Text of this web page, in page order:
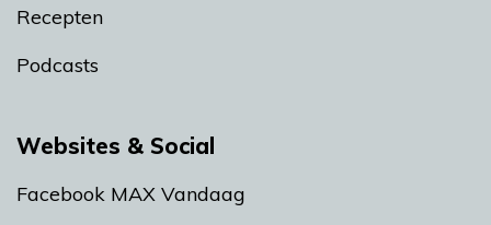
Recepten
Podcasts
Websites & Social
Facebook MAX Vandaag